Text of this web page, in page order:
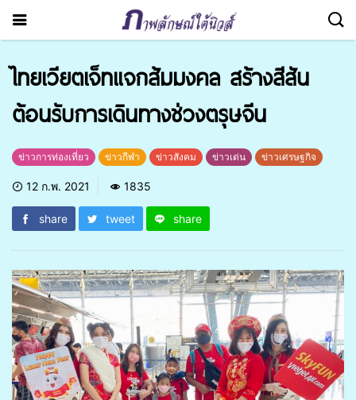
ไทยเวียตเจ็ทแจกส้มมงคล สร้างสีสัน
ต้อนรับการเดินทางช่วงตรุษจีน
ข่าวการท่องเที่ยว ข่าวกีฬา ข่าวสังคม ข่าวเด่น ข่าวเศรษฐกิจ
12 ก.พ. 2021 1835
share tweet share